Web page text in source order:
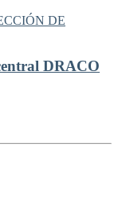
DE
DRACO